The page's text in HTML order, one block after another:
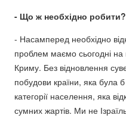
- Що ж необхідно робити?
- Насамперед необхідно
проблем маємо сьогодні на
Криму. Без відновлення
побудови країни, яка була
категорії населення, яка
сумних жартів. Ми не